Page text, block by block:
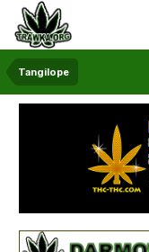
Tangilope